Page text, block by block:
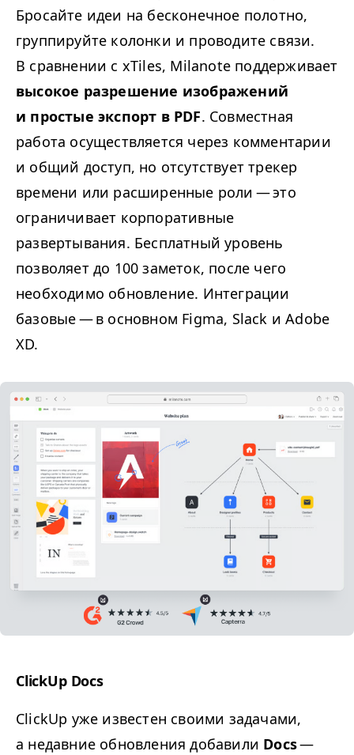
Бросайте идеи на бесконечное полотно,
группируйте колонки и проводите связи.
В сравнении с xTiles, Milanote поддерживает
высокое разрешение изображений
и простые экспорт в PDF. Совместная
работа осуществляется через комментарии
и общий доступ, но отсутствует трекер
времени или расширенные роли — это
ограничивает корпоративные
развертывания. Бесплатный уровень
позволяет до 100 заметок, после чего
необходимо обновление. Интеграции
базовые — в основном Figma, Slack и Adobe
XD.
ClickUp Docs
ClickUp уже известен своими задачами,
а недавние обновления добавили Docs—